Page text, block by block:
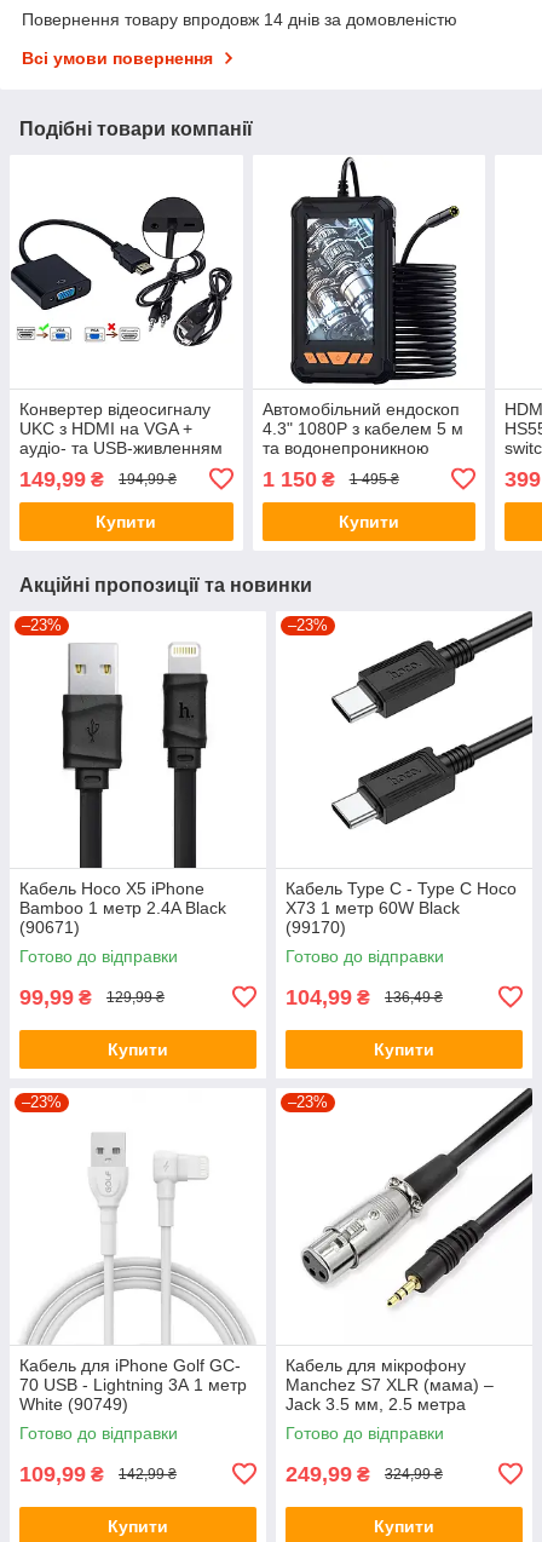
Повернення товару впродовж 14 днів за домовленістю
Всі умови повернення
Подібні товари компанії
Конвертер відеосигналу
UKC з HDMI на VGA +
аудіо- та USB-живленням
149,99 ₴ 194,99 ₴
Купити
Автомобільний ендоскоп
4.3" 1080P з кабелем 5 м
та водонепроникною
1 150₴ 1 495 ₴
Купити
Акційні пропозиції та новинки
–23%
Кабель Hoco X5 iPhone
Bamboo 1 метр 2.4A Black
(90671)
Готово до відправки
99,99 ₴ 129,99 ₴
Купити
–23%
Кабель Type C - Type C Hoco
X73 1 метр 60W Black
(99170)
Готово до відправки
104,99 ₴ 136,49 ₴
Купити
–23%
Кабель для iPhone Golf GC-
70 USB - Lightning 3А 1 метр
White (90749)
Готово до відправки
109,99 ₴ 142,99 ₴
Купити
–23%
Кабель для мікрофону
Manchez S7 XLR (мама) –
Jack 3.5 мм, 2.5 метра
Готово до відправки
249,99 ₴ 324,99 ₴
Купити